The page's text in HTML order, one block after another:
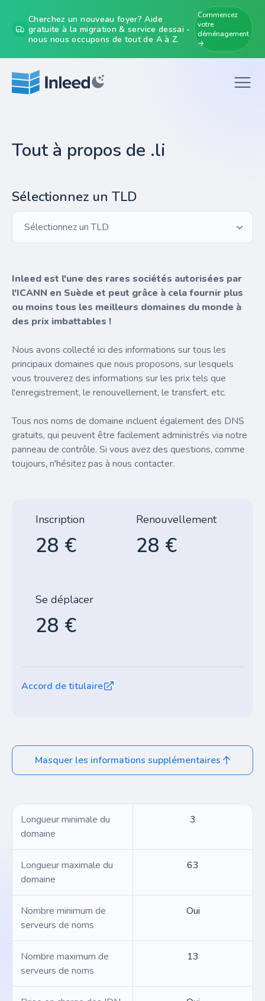
Cherchez un nouveau foyer? Aide
gratuite à la migration & service dessai -
nous nous occupons de tout de A à Z.
Commencez
votre
déménagement
→
Tout à propos de .li
Sélectionnez un TLD
Sélectionnez un TLD
Inleed est l'une des rares sociétés autorisées par
l'ICANN en Suède et peut grâce à cela fournir plus
ou moins tous les meilleurs domaines du monde à
des prix imbattables !
Nous avons collecté ici des informations sur tous les
principaux domaines que nous proposons, sur lesquels
vous trouverez des informations sur les prix tels que
l'enregistrement, le renouvellement, le transfert, etc.
Tous nos noms de domaine incluent également des DNS
gratuits, qui peuvent être facilement administrés via notre
panneau de contrôle. Si vous avez des questions, comme
toujours, n'hésitez pas à nous contacter.
Inscription
28 €
Renouvellement
28 €
Se déplacer
28 €
Accord de titulaire
Masquer les informations supplémentaires
Longueur minimale du
domaine
3
Longueur maximale du
domaine
63
Nombre minimum de
serveurs de noms
Oui
Nombre maximum de
serveurs de noms
13